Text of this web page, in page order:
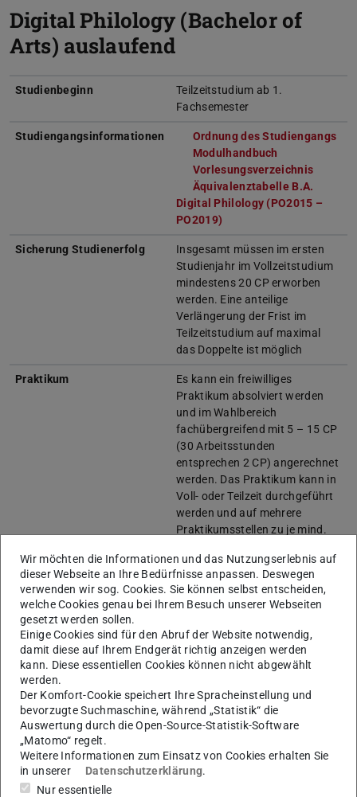
Digital Philology (Bachelor of
Arts) auslaufend
Studienbeginn
Teilzeitstudium ab 1.
Fachsemester
Studiengangsinformationen Ordnung des Studiengangs
Modulhandbuch
Vorlesungsverzeichnis
Äquivalenztabelle B.A.
Digital Philology (PO2015 –
PO2019)
Sicherung Studienerfolg
Insgesamt müssen im ersten
Studienjahr im Vollzeitstudium
mindestens 20 CP erworben
werden. Eine anteilige
Verlängerung der Frist im
Teilzeitstudium auf maximal
das Doppelte ist möglich
Praktikum
Es kann ein freiwilliges
Praktikum absolviert werden
und im Wahlbereich
fachübergreifend mit 5 – 15 CP
(30 Arbeitsstunden
entsprechen 2 CP) angerechnet
werden. Das Praktikum kann in
Voll- oder Teilzeit durchgeführt
werden und auf mehrere
Praktikumsstellen zu je mind.
Praktikumsordnung(wird in
Thesis Voraussetzungen:mindestens
120 CP
Frist:24 Wochen
Hinweis
Der B.A. Digital Philology wird
zum30.09.2025
geschlossen.
Eine Einschreibung ist ab dem
Wintersemester 2025/26 und in
ausgeschlossen. Eine
letztmalige Rückmeldung kann
Wir möchten die Informationen und das Nutzungserlebnis auf
dieser Webseite an Ihre Bedürfnisse anpassen. Deswegen
verwenden wir sog. Cookies. Sie können selbst entscheiden,
welche Cookies genau bei Ihrem Besuch unserer Webseiten
gesetzt werden sollen.
Einige Cookies sind für den Abruf der Website notwendig,
damit diese auf Ihrem Endgerät richtig anzeigen werden
kann. Diese essentiellen Cookies können nicht abgewählt
werden.
Der Komfort-Cookie speichert Ihre Spracheinstellung und
bevorzugte Suchmaschine, während „Statistik“ die
Auswertung durch die Open-Source-Statistik-Software
„Matomo“ regelt.
Weitere Informationen zum Einsatz von Cookies erhalten Sie
in unserer
Datenschutzerklärung.
Nur essentielle